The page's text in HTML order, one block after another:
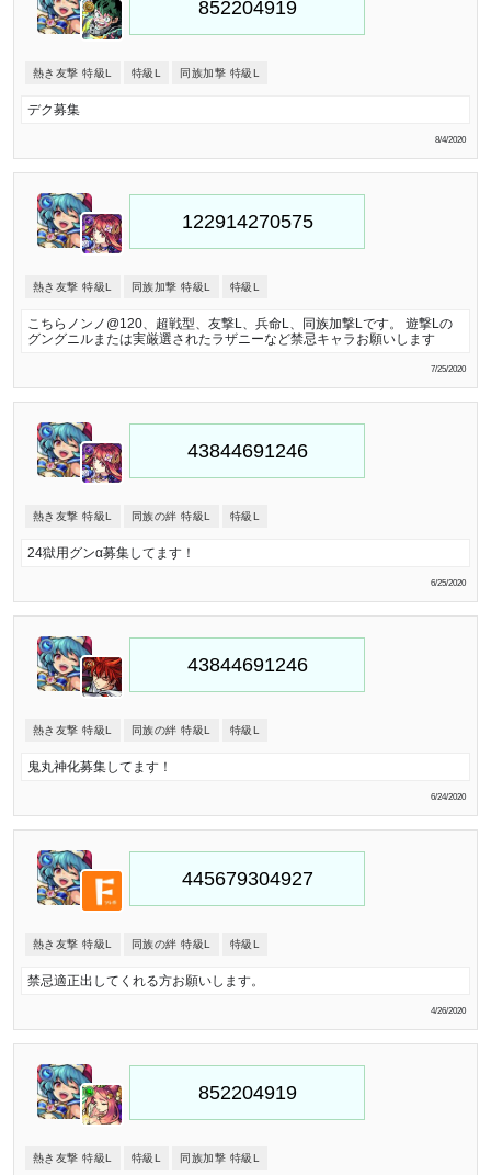
熱き友撃 特級L 特級L 同族加撃 特級L
デク募集
8/4/2020
熱き友撃 特級L 同族加撃 特級L 特級L
こちらノンノ@120、超戦型、友撃L、兵命L、同族加撃Lです。 遊撃Lの
グングニルまたは実厳選されたラザニーなど禁忌キャラお願いします
7/25/2020
熱き友撃 特級L 同族の絆 特級L 特級L
24獄用グンα募集してます！
6/25/2020
熱き友撃 特級L 同族の絆 特級L 特級L
鬼丸神化募集してます！
6/24/2020
熱き友撃 特級L 同族の絆 特級L 特級L
禁忌適正出してくれる方お願いします。
4/26/2020
熱き友撃 特級L 特級L 同族加撃 特級L